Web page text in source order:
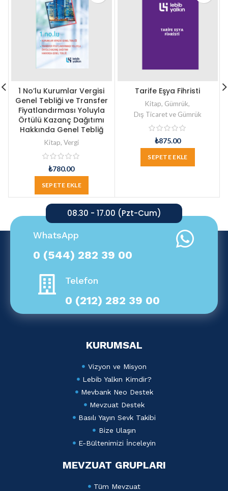
1 No’lu Kurumlar Vergisi
Genel Tebliği ve Transfer
Fiyatlandırması Yoluyla
Örtülü Kazanç Dağıtımı
Hakkında Genel Tebliğ
Kitap, Vergi
₺780.00
SEPETE EKLE
Tarife Eşya Fihristi
Kitap, Gümrük,
Dış Ticaret ve Gümrük
₺875.00
SEPETE EKLE
08.30 - 17.00 (Pzt-Cum)
WhatsApp
0 (544) 282 39 00
Telefon
0 (212) 282 39 00
KURUMSAL
Vizyon ve Misyon
Lebib Yalkın Kimdir?
Mevbank Neo Destek
Mevzuat Destek
Basılı Yayın Sevk Takibi
Bize Ulaşın
E-Bültenimizi İnceleyin
MEVZUAT GRUPLARI
Tüm Mevzuat